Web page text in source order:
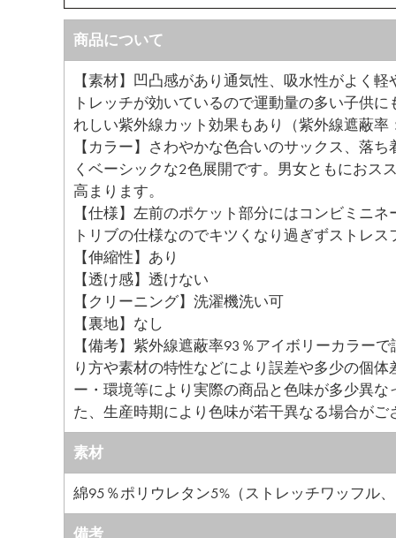
商品について
【素材】凹凸感があり通気性、吸水性がよく
トレッチが効いているので運動量の多い子供
れしい紫外線カット効果もあり（紫外線遮蔽
【カラー】さわやかな色合いのサックス、落
くベーシックな2色展開です。男女ともにおス
高まります。
【仕様】左前のポケット部分にはコンビミニ
トリブの仕様なのでキツくなり過ぎずストレ
【伸縮性】あり
【透け感】透けない
【クリーニング】洗濯機洗い可
【裏地】なし
【備考】紫外線遮蔽率93％アイボリーカラー
り方や素材の特性などにより誤差や多少の個
ー・環境等により実際の商品と色味が多少異
た、生産時期により色味が若干異なる場合が
素材
綿95％ポリウレタン5%（ストレッチワッフル
備考